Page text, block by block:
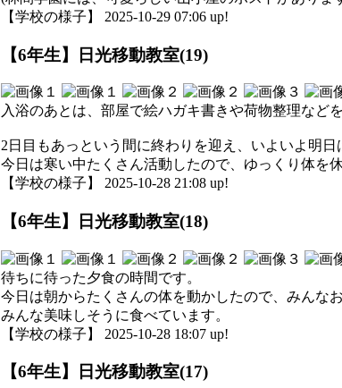
【学校の様子】 2025-10-29 07:06 up!
【6年生】日光移動教室(19)
入浴のあとは、部屋で絵ハガキ書きや荷物整理など
2日目もあっという間に終わりを迎え、いよいよ明日
今日は寒い中たくさん活動したので、ゆっくり体を
【学校の様子】 2025-10-28 21:08 up!
【6年生】日光移動教室(18)
待ちに待った夕食の時間です。
今日は朝からたくさんの体を動かしたので、みんな
みんな美味しそうに食べています。
【学校の様子】 2025-10-28 18:07 up!
【6年生】日光移動教室(17)